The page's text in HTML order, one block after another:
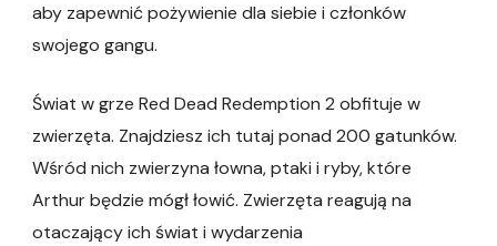
aby zapewnić pożywienie dla siebie i członków
swojego gangu.
Świat w grze Red Dead Redemption 2 obfituje w
zwierzęta. Znajdziesz ich tutaj ponad 200 gatunków.
Wśród nich zwierzyna łowna, ptaki i ryby, które
Arthur będzie mógł łowić. Zwierzęta reagują na
otaczający ich świat i wydarzenia